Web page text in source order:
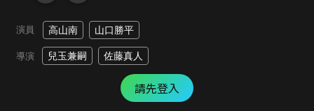
演員 高山南 山口勝平
導演 兒玉兼嗣 佐藤真人
請先登入